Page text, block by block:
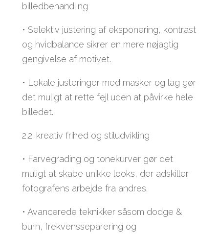
billedbehandling
• Selektiv justering af eksponering, kontrast
og hvidbalance sikrer en mere nøjagtig
gengivelse af motivet.
• Lokale justeringer med masker og lag gør
det muligt at rette fejl uden at påvirke hele
billedet.
2.2. kreativ frihed og stiludvikling
• Farvegrading og tonekurver gør det
muligt at skabe unikke looks, der adskiller
fotografens arbejde fra andres.
• Avancerede teknikker såsom dodge &
burn, frekvensseparering og